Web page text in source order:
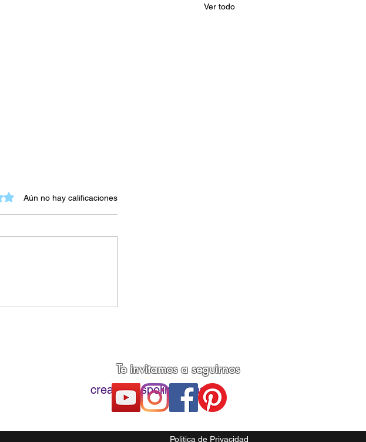
Ver todo
de 5 estrellas.
Aún no hay calificaciones
creacionespolimericas
Te invitamos a seguirnos
Politica de Privacidad